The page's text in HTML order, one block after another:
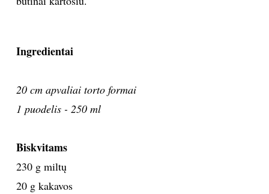
Ingredientai
20 cm apvaliai torto formai
1 puodelis - 250 ml
Biskvitams
230 g miltų
20 g kakavos